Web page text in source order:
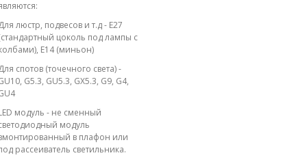
люстр, подвесов и т.д - E27
цоколь под лампы с
E14 (миньон)
спотов (точечного света) -
G5.3, GU5.3, GX5.3, G9, G4,
модуль - не сменный
модуль
в плафон или
рассеиватель светильника.